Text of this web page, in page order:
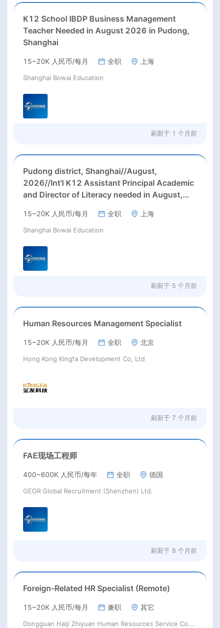
K12 School IBDP Business Management
Teacher Needed in August 2026 in Pudong,
Shanghai
15~20K 人民币/每月 全职 上海
Shanghai Bowai Education
刷新于 1 个月前
Pudong district, Shanghai//August,
2026//Int'l K12 Assistant Principal Academic
and Director of Literacy needed in August,
15~20K 人民币/每月 全职 上海
Shanghai Bowai Education
刷新于 5 个月前
Human Resources Management Specialist
15~20K 人民币/每月 全职 北京
Hong Kong Kingfa Development Co, Ltd
刷新于 7 个月前
FAE现场工程师
400~600K 人民币/每年 全职 德国
GEOR Global Recruitment (Shenzhen) Ltd.
刷新于 8 个月前
Foreign-Related HR Specialist (Remote)
15~20K 人民币/每月 兼职 其它
Dongguan Haiji Zhiyuan Human Resources Service Co., Ltd.